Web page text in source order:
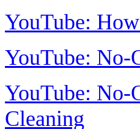
YouTube:
YouTube: No-
YouTube: No-
Cleaning